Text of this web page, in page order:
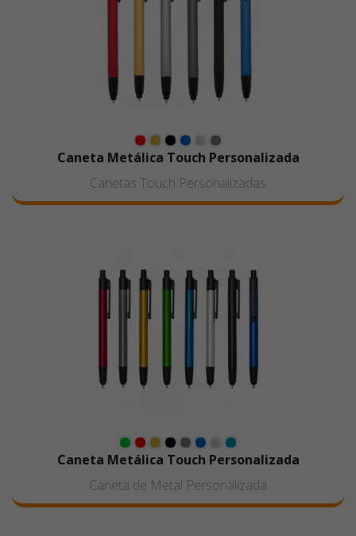
Caneta Metálica Touch Personalizada
Canetas Touch Personalizadas
Caneta Metálica Touch Personalizada
Caneta de Metal Personalizada